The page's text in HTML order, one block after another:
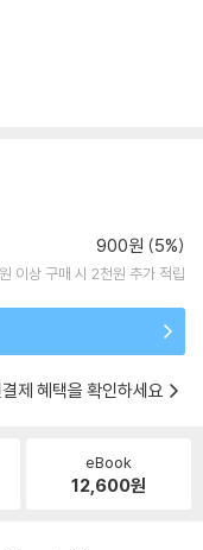
900원 (5%)
이상 구매 시 2천원 추가 적립
제 혜택을 확인하세요
eBook
12,600원